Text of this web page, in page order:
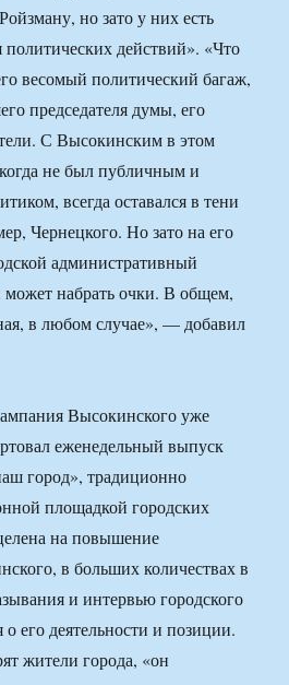
но зато у них есть
политических действий». «Что
весомый политический багаж,
председателя думы, его
С Высокинским в этом
не был публичным и
всегда оставался в тени
Чернецкого. Но зато на его
административный
может набрать очки. В общем,
в любом случае», — добавил
Высокинского уже
еженедельный выпуск
город», традиционно
площадкой городских
на повышение
в больших количествах в
и интервью городского
его деятельности и позиции.
жители города, «он